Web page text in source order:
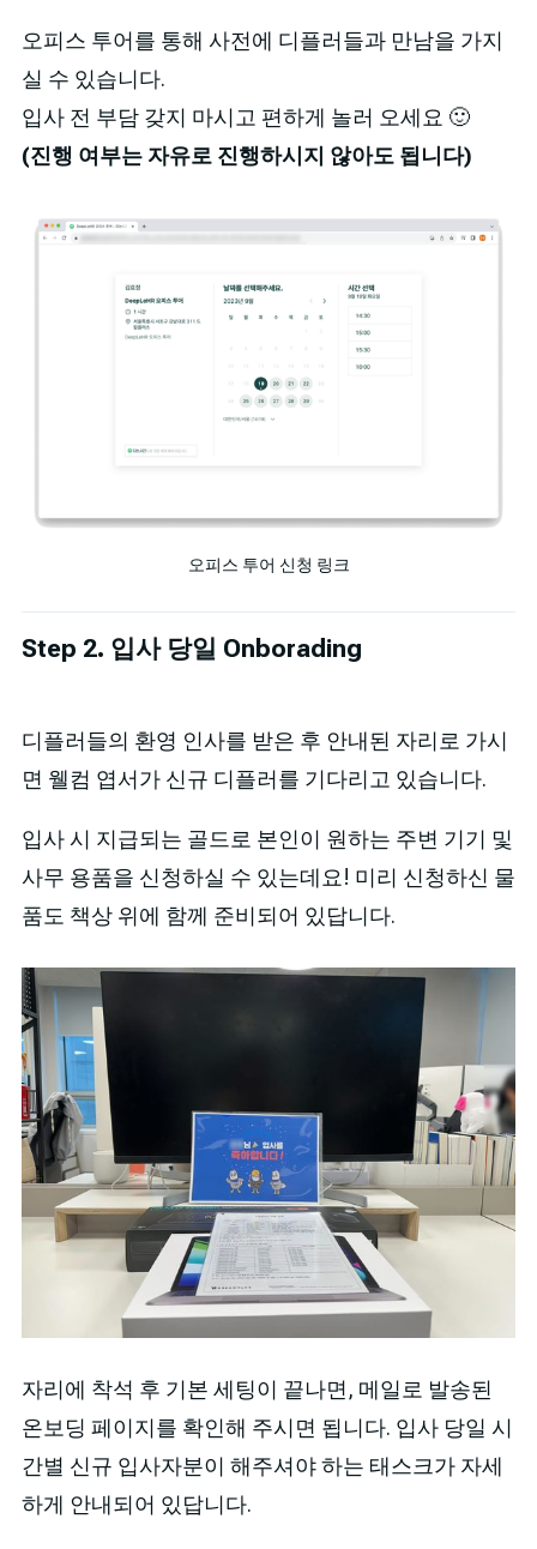
오피스 투어를 통해 사전에 디플러들과 만남을 가지
실 수 있습니다.
입사 전 부담 갖지 마시고 편하게 놀러 오세요 🙂
(진행 여부는 자유로 진행하시지 않아도 됩니다)
오피스 투어 신청 링크
Step 2. 입사 당일 Onborading
디플러들의 환영 인사를 받은 후 안내된 자리로 가시
면 웰컴 엽서가 신규 디플러를 기다리고 있습니다.
입사 시 지급되는 골드로 본인이 원하는 주변 기기 및
사무 용품을 신청하실 수 있는데요! 미리 신청하신 물
품도 책상 위에 함께 준비되어 있답니다.
자리에 착석 후 기본 세팅이 끝나면, 메일로 발송된
온보딩 페이지를 확인해 주시면 됩니다. 입사 당일 시
간별 신규 입사자분이 해주셔야 하는 태스크가 자세
하게 안내되어 있답니다.